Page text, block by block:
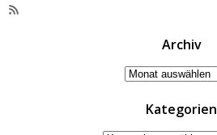
RSS-
Archiv
Archiv
Kategorien